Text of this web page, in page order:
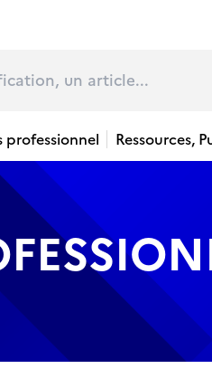
professionnel Ressources,